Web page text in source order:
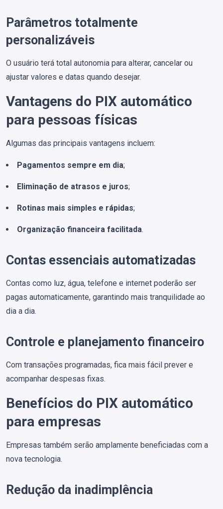
Parâmetros totalmente
personalizáveis
O usuário terá total autonomia para alterar, cancelar ou
ajustar valores e datas quando desejar.
Vantagens do PIX automático
para pessoas físicas
Algumas das principais vantagens incluem:
Pagamentos sempre em dia;
Eliminação de atrasos e juros;
Rotinas mais simples e rápidas;
Organização financeira facilitada.
Contas essenciais automatizadas
Contas como luz, água, telefone e internet poderão ser
pagas automaticamente, garantindo mais tranquilidade ao
dia a dia.
Controle e planejamento financeiro
Com transações programadas, fica mais fácil prever e
acompanhar despesas fixas.
Benefícios do PIX automático
para empresas
Empresas também serão amplamente beneficiadas com a
nova tecnologia.
Redução da inadimplência